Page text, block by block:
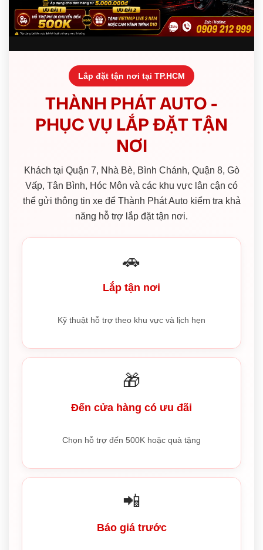
Lắp đặt tận nơi tại TP.HCM
THÀNH PHÁT AUTO -
PHỤC VỤ LẮP ĐẶT TẬN
NƠI
Khách tại Quận 7, Nhà Bè, Bình Chánh, Quận 8, Gò
Vấp, Tân Bình, Hóc Môn và các khu vực lân cận có
thể gửi thông tin xe để Thành Phát Auto kiểm tra khả
năng hỗ trợ lắp đặt tận nơi.
🚗
Lắp tận nơi
Kỹ thuật hỗ trợ theo khu vực và lịch hẹn
🎁
Đến cửa hàng có ưu đãi
Chọn hỗ trợ đến 500K hoặc quà tặng
📲
Báo giá trước